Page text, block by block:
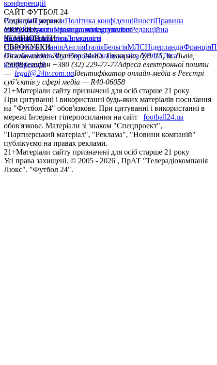
конференцій
САЙТ ФУТБОЛ 24
РедакціяПрогнозиПолітика конфіденційностіПравила
сайтуКонтактиПравила коментуванняРедакційна
політикаСтруктура власності
Соціальні мережі
facebookxyoutubeinstagramtelegramviber
УКРАЇНА
УкраїнаПерша лігаДруга ліга
ЧЕМПІОНАТИ
НімеччинаІспаніяАнгліяІталіяБельгіяМЛСНідерландиФранція
ЄВРОКУБКИ
Ліга чемпіонівЛіга ЄвропиЮнацька ліга УЄФАЛіга
конференцій
Онлайн-медіа «Футбол 24»пл. Галицька, буд. 15, м. Львів,
79008Телефон +380 (32) 229-77-77Адреса електронної пошти
— legal@24tv.com.uaІдентифікатор онлайн-медіа в Реєстрі
суб’єктів у сфері медіа — R40-06058
21+Матеріали сайту призначені для осіб старше 21 року
При цитуванні і використанні будь-яких матеріалів посилання
на "Футбол 24" обов'язкове. При цитуванні і використанні в
мережі Інтернет гіперпосилання на сайт
football24.ua
обов'язкове. Матеріали зі знаком "Спецпроект",
"Партнерський матеріал", "Реклама", "Новини компаній"
публікуємо на правах реклами.
21+Матеріали сайту призначені для осіб старше 21 року
Усi права захищенi. © 2005 - 2026 , ПрАТ "Телерадіокомпанія
Люкс". "Футбол 24".